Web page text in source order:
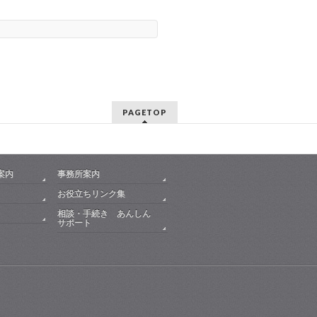
PAGETOP
内
事務所案内
お役立ちリンク集
相談・手続き あんしん
サポート